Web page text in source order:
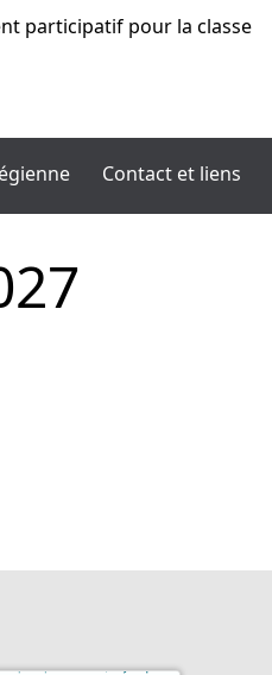
participatif pour la classe
Contact et liens